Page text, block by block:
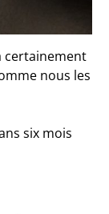
certainement
nous les
six mois